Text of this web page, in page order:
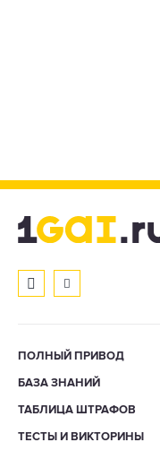
ПОЛНЫЙ ПРИВОД
БАЗА ЗНАНИЙ
ТАБЛИЦА ШТРАФОВ
ТЕСТЫ И ВИКТОРИНЫ